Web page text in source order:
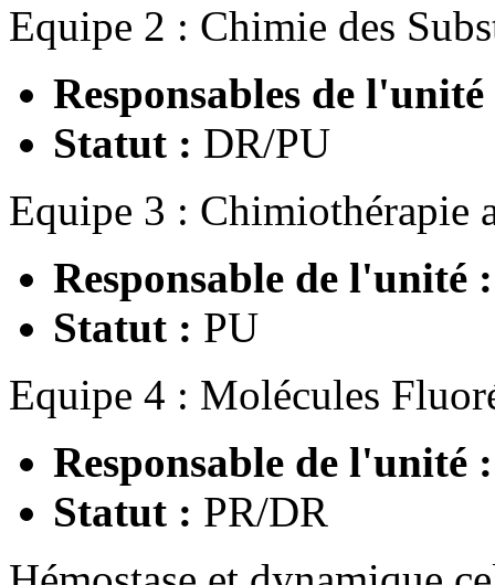
Equipe 2 : Chimie des
Responsables de
Statut : DR/PU
Equipe 3 : Chimiothérapie
Responsable de l'unité
Statut : PU
Equipe 4 : Molécules
Responsable de l'unité
Statut : PR/DR